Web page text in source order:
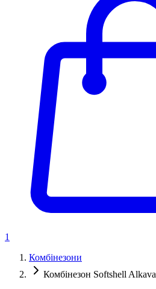
1
Комбінезони
Комбінезон Softshell Alkava